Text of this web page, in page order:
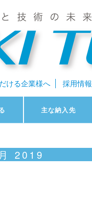
ける企業様へ 採用情報
主な納入先
2019